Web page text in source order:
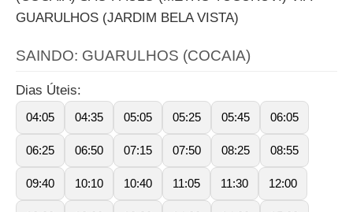
GUARULHOS (JARDIM BELA VISTA)
SAINDO: GUARULHOS (COCAIA)
Dias Úteis:
04:05 04:35 05:05 05:25 05:45 06:05
06:25 06:50 07:15 07:50 08:25 08:55
09:40 10:10 10:40 11:05 11:30 12:00